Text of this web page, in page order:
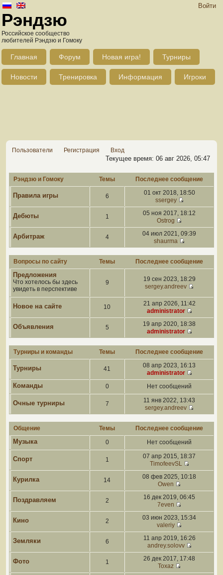
Войти
Рэндзю
Российское сообщество
любителей Рэндзю и Гомоку
Главная Форум Новая игра! Турниры
Новости Тренировка Информация Игроки
Пользователи Регистрация Вход
Текущее время: 06 авг 2026, 05:47
Рэндзю и Гомоку Темы Последнее сообщение
Правила игры 6
01 окт 2018, 18:50
ssergey
Дебюты 1
05 ноя 2017, 18:12
Ostrog
Арбитраж 4
04 июл 2021, 09:39
shaurma
Вопросы по сайту Темы Последнее сообщение
Предложения
Что хотелось бы здесь
увидеть в перспективе
9
19 сен 2023, 18:29
sergey.andreev
Новое на сайте 10
21 апр 2026, 11:42
administrator
Объявления 5
19 апр 2020, 18:38
administrator
Турниры и команды Темы Последнее сообщение
Турниры 41
08 апр 2023, 16:13
administrator
Команды 0 Нет сообщений
Очные турниры 7
11 янв 2022, 13:43
sergey.andreev
Общение Темы Последнее сообщение
Музыка 0 Нет сообщений
Спорт 1
07 апр 2015, 18:37
TimofeevSL
Курилка 14
08 фев 2025, 10:18
Owen
Поздравляем 2
16 дек 2019, 06:45
7even
Кино 2
03 июн 2023, 15:34
valeriy
Земляки 6
11 апр 2019, 16:26
andrey.solovv
Фото 1
26 дек 2017, 17:48
Toxaz